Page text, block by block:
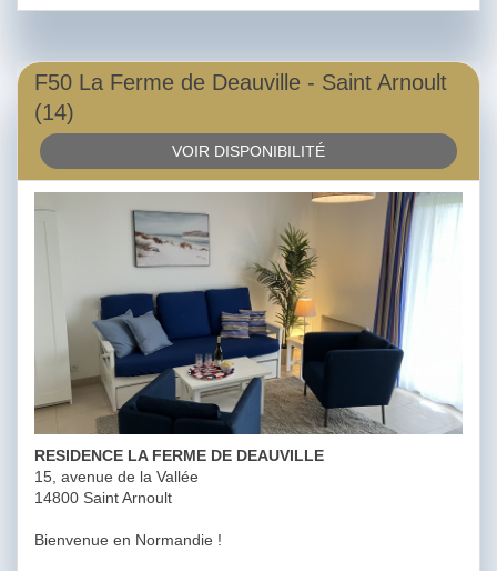
F50 La Ferme de Deauville - Saint Arnoult
(14)
VOIR DISPONIBILITÉ
RESIDENCE LA FERME DE DEAUVILLE
15, avenue de la Vallée
14800 Saint Arnoult
Bienvenue en Normandie !